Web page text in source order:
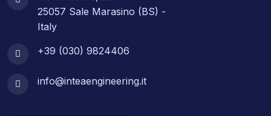
25057 Sale Marasino (BS) -
Italy
+39 (030) 9824406
info@inteaengineering.it